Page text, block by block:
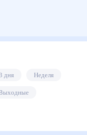
3 дня Неделя
Выходные